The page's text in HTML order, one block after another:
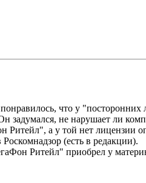
что у "посторонних
задумался, не нарушает ли
а у той нет лицензии
(есть в редакции).
Ритейл" приобрел у